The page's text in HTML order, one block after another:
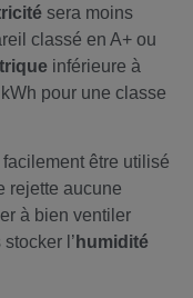
sera moins
classé en A+ ou
inférieure à
pour une classe
facilement être utilisé
rejette aucune
à bien ventiler
l’ humidité